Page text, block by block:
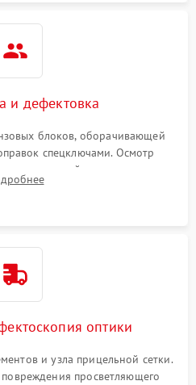
и дефектовка
блоков, оборачивающей
спецключами. Осмотр
соединений, пружин и
причин люфта, смещения
оптики
и узла прицельной сетки.
просветляющего